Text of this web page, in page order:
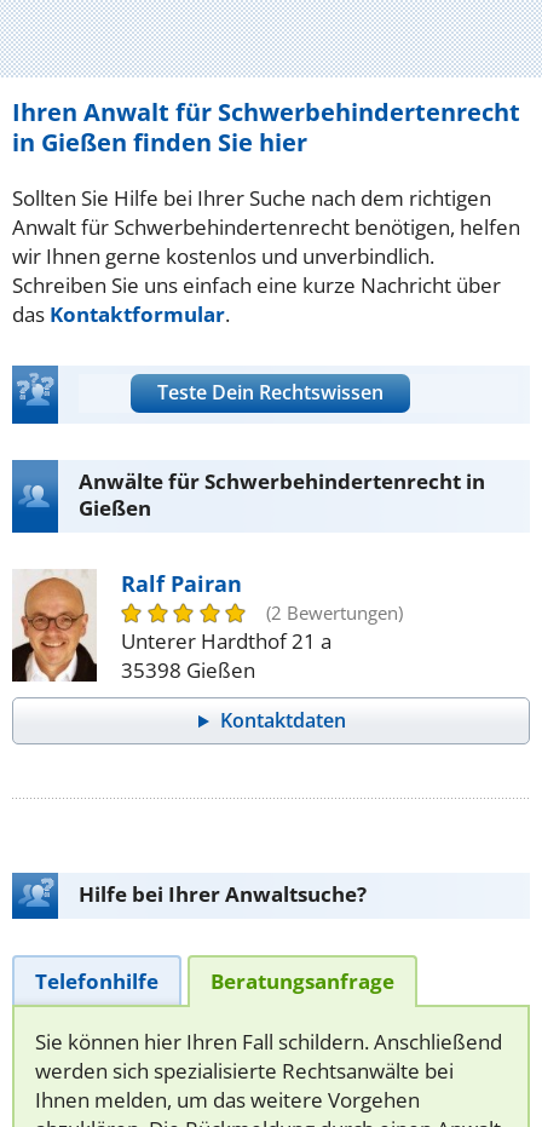
Ihren Anwalt für Schwerbehindertenrecht
in Gießen finden Sie hier
Sollten Sie Hilfe bei Ihrer Suche nach dem richtigen
Anwalt für Schwerbehindertenrecht benötigen, helfen
wir Ihnen gerne kostenlos und unverbindlich.
Schreiben Sie uns einfach eine kurze Nachricht über
das Kontaktformular.
Teste Dein Rechtswissen
Anwälte für Schwerbehindertenrecht in
Gießen
Ralf Pairan
(2 Bewertungen)
Unterer Hardthof 21 a
35398 Gießen
Kontaktdaten
Hilfe bei Ihrer Anwaltsuche?
Telefonhilfe Beratungsanfrage
Sie können hier Ihren Fall schildern. Anschließend
werden sich spezialisierte Rechtsanwälte bei
Ihnen melden, um das weitere Vorgehen